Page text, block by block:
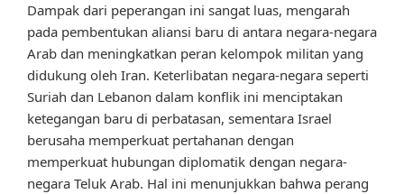
Dampak dari peperangan ini sangat luas, mengarah
pada pembentukan aliansi baru di antara negara-negara
Arab dan meningkatkan peran kelompok militan yang
didukung oleh Iran. Keterlibatan negara-negara seperti
Suriah dan Lebanon dalam konflik ini menciptakan
ketegangan baru di perbatasan, sementara Israel
berusaha memperkuat pertahanan dengan
memperkuat hubungan diplomatik dengan negara-
negara Teluk Arab. Hal ini menunjukkan bahwa perang